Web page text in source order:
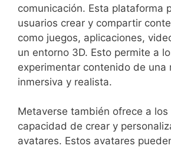
Si estÃ¡s buscando opciones
EspaÃ±a, la guÃ­a sobre
extranjeros 2026te ayuda a
seguras con licencia, bonos
mÃ©todos de pago
analiza los criterios esenciales
experiencia de usuario para
confiables. Es una referencia
alternativas y elegir con mayor
comunicación. Esta plataforma
usuarios crear y compartir
como juegos, aplicaciones,
un entorno 3D. Esto permite a
experimentar contenido de una
inmersiva y realista.
Metaverse también ofrece a los
capacidad de crear y
avatares. Estos avatares